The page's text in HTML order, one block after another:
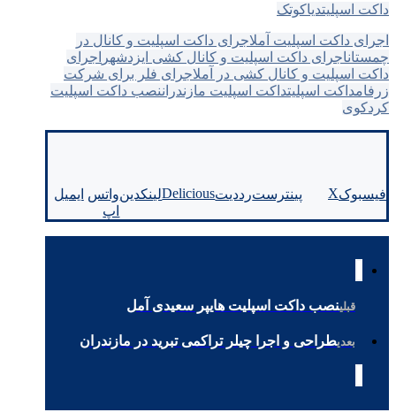
داکت اسپلیتدیاکوتک
اجرای داکت اسپلیت آملاجرای داکت اسپلیت و کانال در
چمستاناجرای داکت اسپلیت و کانال کشی ایزدشهر اجرای
داکت اسپلیت و کانال کشی در آملاجرای فلر برای شرکت
زرفامداکت اسپلیتداکت اسپلیت مازندراننصب داکت اسپلیت
کردکوی
فیسبوکX پینترسترددیتDeliciousلینکدینواتس
اپ
ایمیل
قبلینصب داکت اسپلیت هایپر سعیدی آمل
بعدیطراحی و اجرا چیلر تراکمی تبرید در مازندران